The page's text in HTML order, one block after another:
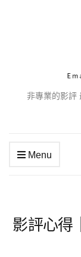
非專業的影評
Menu
影評心得